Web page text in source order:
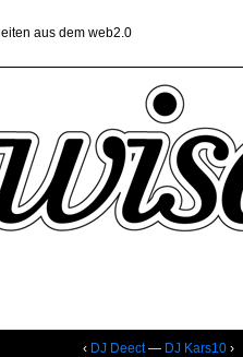
aus dem web2.0
‹ DJ Deect— DJ Kars10›